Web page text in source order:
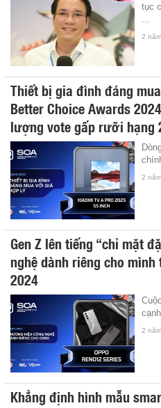
tục
2
Thiết bị gia đình đáng
Better Choice Awards
lượng vote gấp rưỡi hạng
2
Gen Z lên tiếng “chỉ mặt
nghệ dành riêng cho
2024
2
Khẳng định hình mẫu